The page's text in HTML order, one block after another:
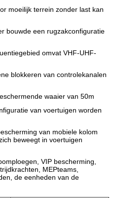
moeilijk terrein zonder last kan
bouwde een rugzakconfiguratie
omvat VHF-UHF-
blokkeren van controlekanalen
waaier van 50m
van voertuigen worden
van mobiele kolom
beweegt in voertuigen
VIP bescherming,
MEPteams,
de eenheden van de